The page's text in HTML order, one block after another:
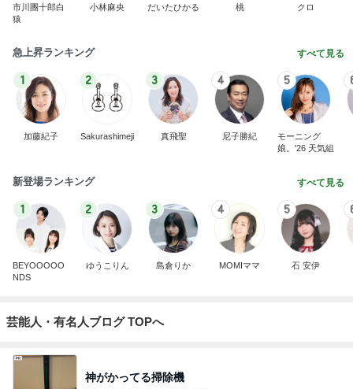
市川團十郎白
猿
小林麻央 だいたひかる 桃 クロ
急上昇ランキング すべて見る
1
加藤紀子
2
Sakurashimeji
3
真飛聖
4
尼子勝紀
5
モーニング
娘。'26 天気組
新登場ランキング すべて見る
1
BEYOOOOO
NDS
2
ゆうこりん
3
島倉りか
4
MOMIママ
5
石 安伊
芸能人・有名人ブログ TOPへ
神がかってる掃除機